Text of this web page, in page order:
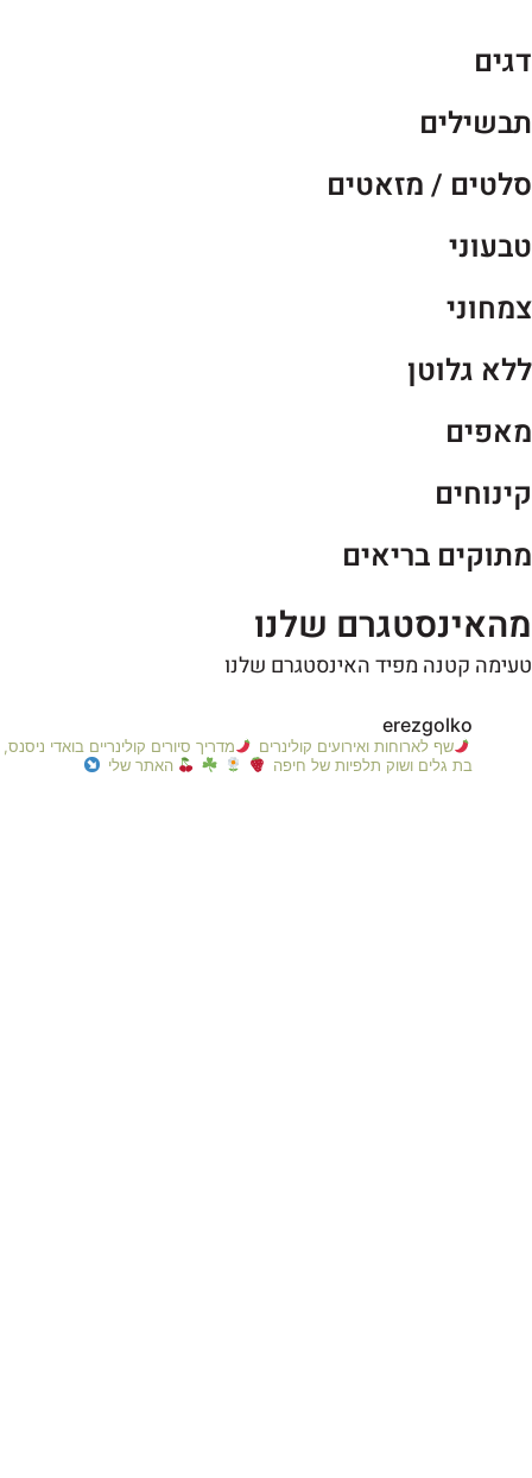
/ מזאטים
גלוטן
בריאים
שלנו
קטנה מפיד האינסטגרם שלנו
erezgolko
שף לארוחות ואירועים קולינרים
מדריך סיורים קולינריים בואדי ניסנס,
בת גליםושוק תלפיות של חיפה האתר שלי